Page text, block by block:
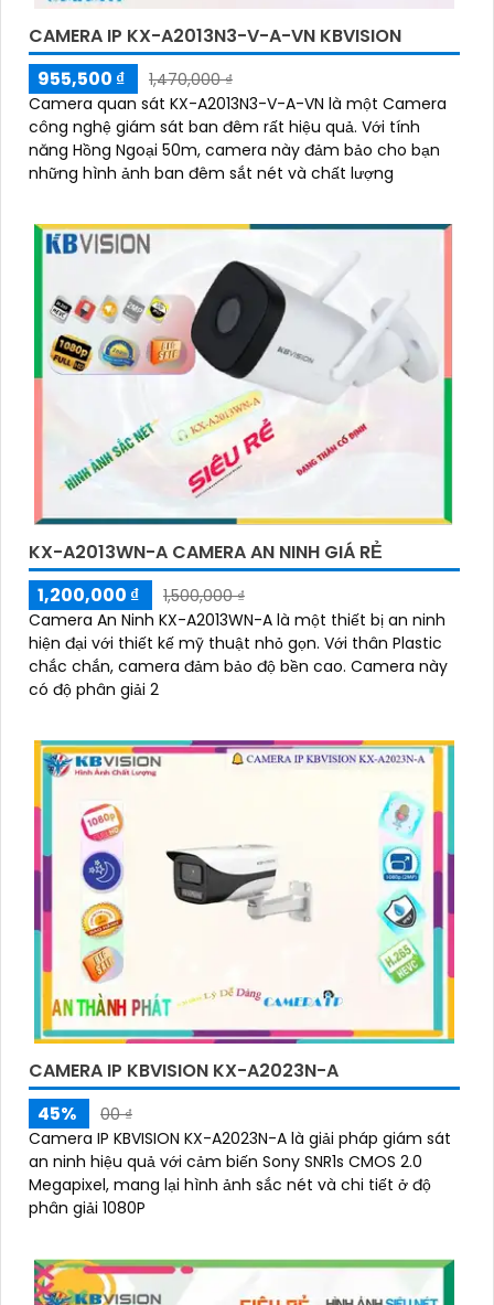
CAMERA IP KX-A2013N3-V-A-VN KBVISION
955,500 ₫
1,470,000 ₫
Camera quan sát KX-A2013N3-V-A-VN là một Camera
công nghệ giám sát ban đêm rất hiệu quả. Với tính
năng Hồng Ngoại 50m, camera này đảm bảo cho bạn
những hình ảnh ban đêm sắt nét và chất lượng
KX-A2013WN-A CAMERA AN NINH GIÁ RẺ
1,200,000 ₫
1,500,000 ₫
Camera An Ninh KX-A2013WN-A là một thiết bị an ninh
hiện đại với thiết kế mỹ thuật nhỏ gọn. Với thân Plastic
chắc chắn, camera đảm bảo độ bền cao. Camera này
có độ phân giải 2
CAMERA IP KBVISION KX-A2023N-A
45%
00 ₫
Camera IP KBVISION KX-A2023N-A là giải pháp giám sát
an ninh hiệu quả với cảm biến Sony SNR1s CMOS 2.0
Megapixel, mang lại hình ảnh sắc nét và chi tiết ở độ
phân giải 1080P